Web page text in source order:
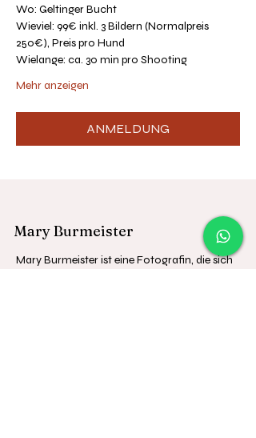
Wo: Geltinger Bucht
Wieviel: 99€ inkl. 3 Bildern (Normalpreis
250€), Preis pro Hund
Wielange: ca. 30 min pro Shooting
Mehr anzeigen
ANMELDUNG
Mary Burmeister
Mary Burmeister ist eine Fotografin, die sich